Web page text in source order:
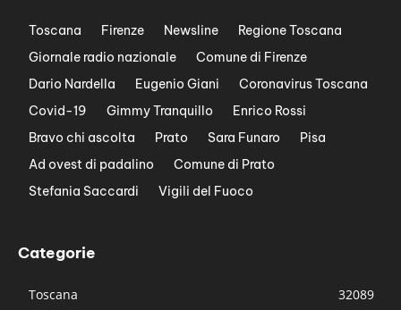
Toscana Firenze Newsline
Regione Toscana
Giornale radio nazionale
Comune di Firenze
Dario Nardella
Eugenio Giani
Coronavirus Toscana
Covid-19
Gimmy Tranquillo
Enrico Rossi
Bravo chi ascolta
Prato Sara Funaro
Pisa
Ad ovest di padalino
Comune di Prato
Stefania Saccardi
Vigili del Fuoco
Categorie
Toscana
32089